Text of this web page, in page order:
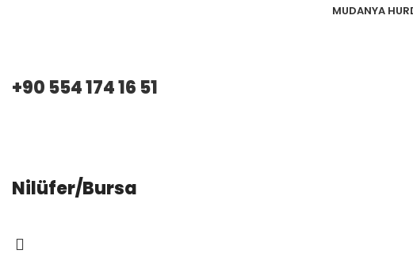
+90 554 174 16 51
Nilüfer/Bursa
MUDANYA